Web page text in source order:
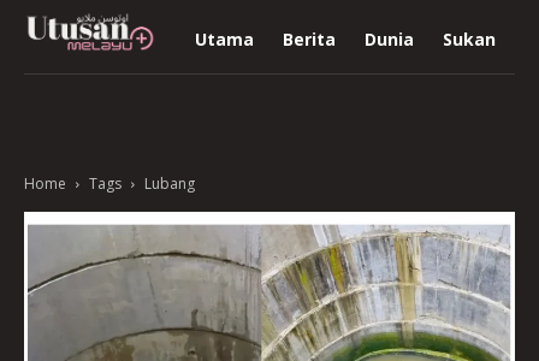
Utama Berita Dunia Sukan
Home Tags Lubang